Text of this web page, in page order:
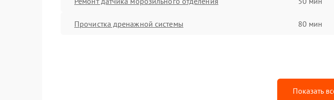
Прочистка дренажной системы 80 мин
Показать